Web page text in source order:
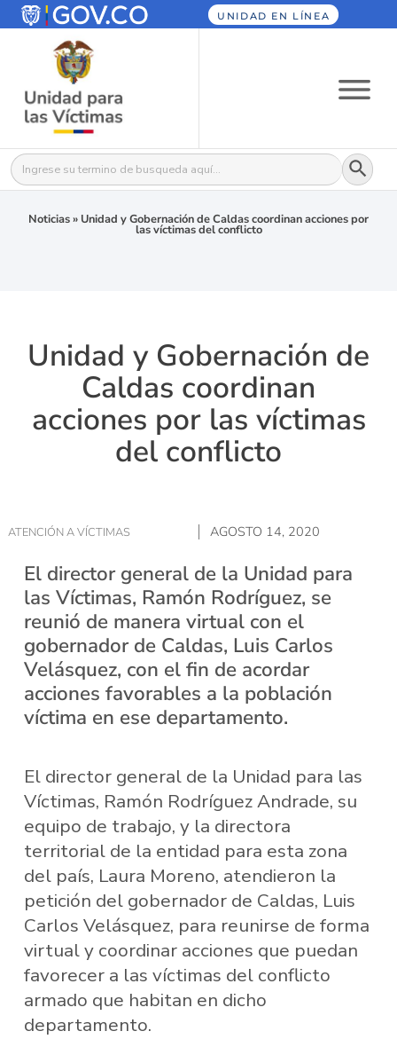
UNIDAD EN LÍNEA
Buscar: Botón
Noticias» Unidad y Gobernación de Caldas coordinan acciones por
las víctimas del conflicto
Unidad y Gobernación de
Caldas coordinan
acciones por las víctimas
del conflicto
ATENCIÓN A VÍCTIMAS AGOSTO 14, 2020
El director general de la Unidad para
las Víctimas, Ramón Rodríguez, se
reunió de manera virtual con el
gobernador de Caldas, Luis Carlos
Velásquez, con el fin de acordar
acciones favorables a la población
víctima en ese departamento.
El director general de la Unidad para las
Víctimas, Ramón Rodríguez Andrade, su
equipo de trabajo, y la directora
territorial de la entidad para esta zona
del país, Laura Moreno, atendieron la
petición del gobernador de Caldas, Luis
Carlos Velásquez, para reunirse de forma
virtual y coordinar acciones que puedan
favorecer a las víctimas del conflicto
armado que habitan en dicho
departamento.